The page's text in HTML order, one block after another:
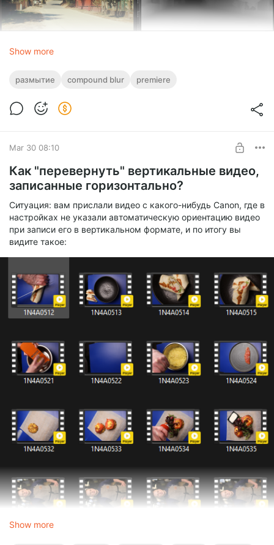
Это также можно сделать нейросетями, плагином Depth
Matte для After Effects, в Davinci Resolve, способов куча.
нижнем слое. Кстати, если у вас картинка, а не видео,
Фотошопе есть отдельная функция для этого.
находится копия с картой глубины:
Show more
размытие compound blur premiere
Mar 30 08:10
Как "перевернуть" вертикальные видео,
записанные горизонтально?
Ситуация: вам прислали видео с какого-нибудь Canon, где в
настройках не указали автоматическую ориентацию видео
при записи его в вертикальном формате, и по итогу вы
видите такое:
Show more